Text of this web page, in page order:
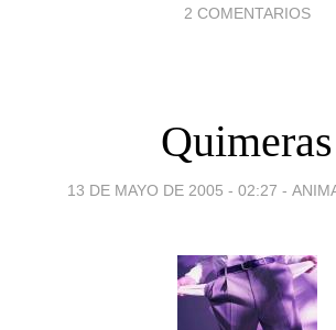
2 COMENTARIOS
Quimeras
13 DE MAYO DE 2005 - 02:27 -